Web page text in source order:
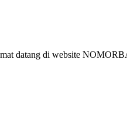
di website NOMORBAGUS